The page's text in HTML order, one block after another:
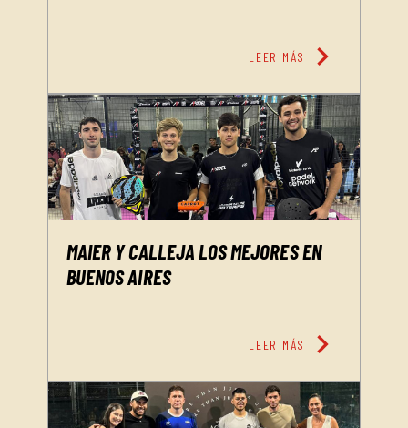
LEER MÁS chevron_right
MAIER Y CALLEJA LOS MEJORES EN
BUENOS AIRES
LEER MÁS chevron_right